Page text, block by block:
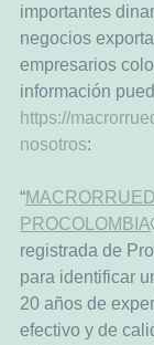
importantes
negocios
empresarios
información
https://
nosotros:
“
PROCOLOMBIA
registrada de
para identificar
20 años de
efectivo y de